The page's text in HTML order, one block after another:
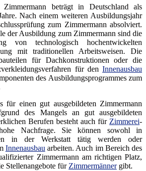
beträgt in Deutschland als
Nach einem weiteren Ausbildungsjahr
zum Zimmermann absolviert.
der Ausbildung zum Zimmermann sind die
von technologisch hochentwickelten
mit traditionellen Arbeitsweisen. Die
für Dachkonstruktionen oder die
für den Innenausbau
des Ausbildungsprogrammes zum
für einen gut ausgebildeten Zimmermann
des Mangels an gut ausgebildeten
Berufen besteht auch für Zimmerei-
Nachfrage. Sie können sowohl in
in der Werkstatt tätig werden oder
Innenausbau arbeiten. Auch im Bereich des
Zimmermann am richtigen Platz,
Stellenangebote für Zimmermännergibt.